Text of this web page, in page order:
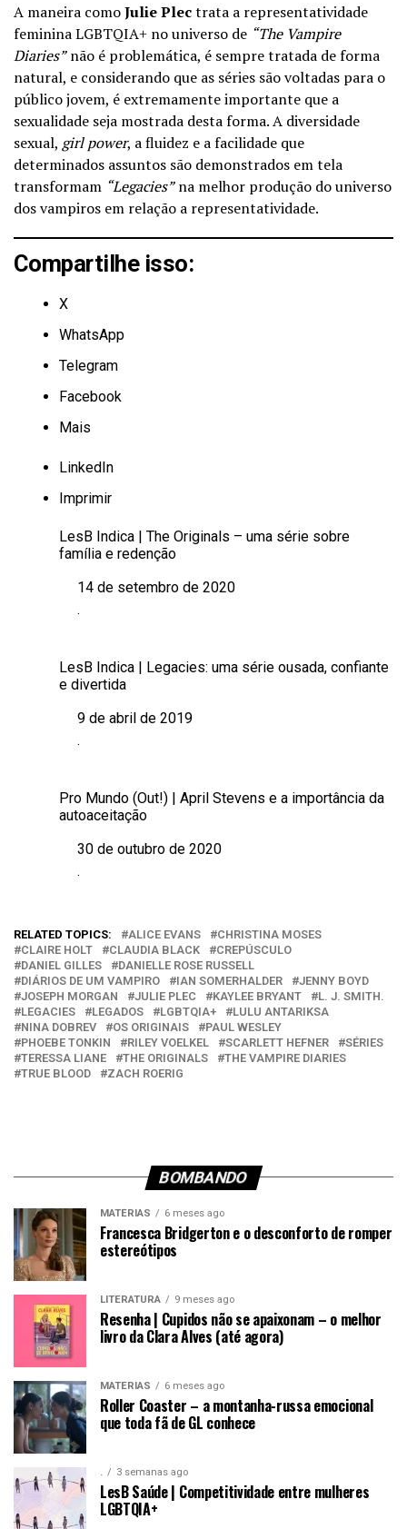
A maneira comoJulie Plectrata a representatividade
feminina LGBTQIA+ no universo de “The Vampire
Diaries”não é problemática, é sempre tratada de forma
natural, e considerando que as séries são voltadas para o
público jovem, é extremamente importante que a
sexualidade seja mostrada desta forma. A diversidade
sexual, girl power, a fluidez e a facilidade que
determinados assuntos são demonstrados em tela
transformam “Legacies”na melhor produção do universo
dos vampiros em relação a representatividade.
Compartilhe isso:
X
WhatsApp
Telegram
Facebook
Mais
LinkedIn
Imprimir
LesB Indica | The Originals – uma série sobre
família e redenção
Data14 de setembro de 2020
Em relação a
.
LesB Indica | Legacies: uma série ousada, confiante
e divertida
Data
9 de abril de 2019
Em relação a
.
Pro Mundo (Out!) | April Stevens e a importância da
autoaceitação
Data
30 de outubro de 2020
Em relação a
.
RELATED TOPICS: ALICE EVANS
CHRISTINA MOSES
CLAIRE HOLT
CLAUDIA BLACK
CREPÚSCULO
DANIEL GILLES
DANIELLE ROSE RUSSELL
DIÁRIOS DE UM VAMPIRO
IAN SOMERHALDER
JENNY BOYD
JOSEPH MORGAN
JULIE PLEC KAYLEE BRYANT
L. J. SMITH.
LEGACIES
LEGADOS LGBTQIA+
LULU ANTARIKSA
NINA DOBREV
OS ORIGINAIS
PAUL WESLEY
PHOEBE TONKIN
RILEY VOELKEL SCARLETT HEFNER
SÉRIES
TERESSA LIANE
THE ORIGINALS
THE VAMPIRE DIARIES
TRUE BLOOD
ZACH ROERIG
BOMBANDO
MATÉRIAS 6 meses ago
Francesca Bridgerton e o desconforto de romper
estereótipos
LITERATURA 9 meses ago
Resenha | Cupidos não se apaixonam – o melhor
livro da Clara Alves (até agora)
MATÉRIAS 6 meses ago
Roller Coaster – a montanha-russa emocional
que toda fã de GL conhece
. 3 semanas ago
LesB Saúde | Competitividade entre mulheres
LGBTQIA+